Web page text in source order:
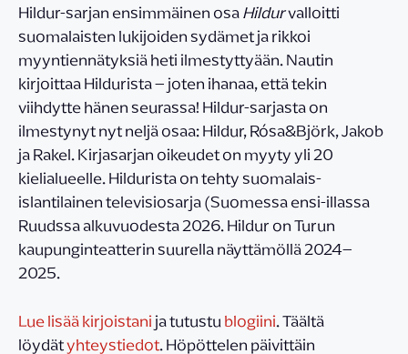
Hildur-sarjan ensimmäinen osaHildurvalloitti
suomalaisten lukijoiden sydämet ja rikkoi
myyntiennätyksiä heti ilmestyttyään. Nautin
kirjoittaa Hildurista – joten ihanaa, että tekin
viihdytte hänen seurassa! Hildur-sarjasta on
ilmestynyt nyt neljä osaa: Hildur, Rósa&Björk, Jakob
ja Rakel. Kirjasarjan oikeudet on myyty yli 20
kielialueelle. Hildurista on tehty suomalais-
islantilainen televisiosarja (Suomessa ensi-illassa
Ruudssa alkuvuodesta 2026. Hildur on Turun
kaupunginteatterin suurella näyttämöllä 2024–
2025.
Lue lisää kirjoistanija tutustublogiini. Täältä
löydätyhteystiedot. Höpöttelen päivittäin